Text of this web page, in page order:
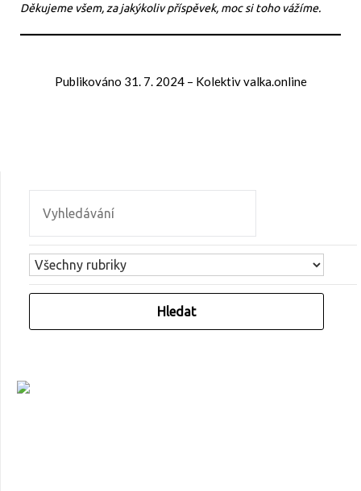
Děkujeme všem, za jakýkoliv příspěvek, moc si toho vážíme.
Publikováno 31. 7. 2024– Kolektiv valka.online